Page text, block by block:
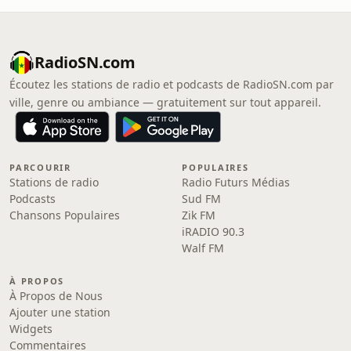
RadioSN.com
Écoutez les stations de radio et podcasts de RadioSN.com par
ville, genre ou ambiance — gratuitement sur tout appareil.
PARCOURIR
Stations de radio
Podcasts
Chansons Populaires
POPULAIRES
Radio Futurs Médias
Sud FM
Zik FM
iRADIO 90.3
Walf FM
À PROPOS
À Propos de Nous
Ajouter une station
Widgets
Commentaires